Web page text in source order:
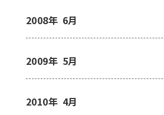
2008年 6月
2009年 5月
2010年 4月